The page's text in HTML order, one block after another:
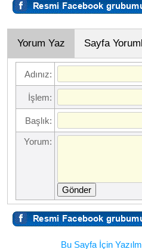
Yorum Yaz Sayfa
Adınız:
İşlem:
Başlık:
Yorum:
Gönder
Bu Sayfa İçin